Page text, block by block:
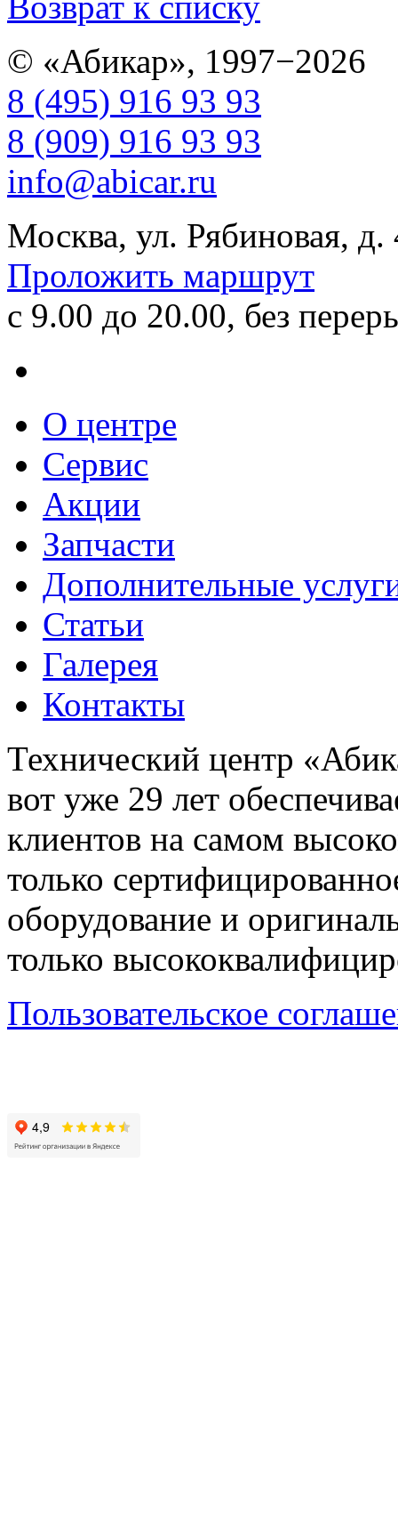
© «Абикар», 1997−2026
8 (495) 916 93 93
8 (909) 916 93 93
info@abicar.ru
Москва, ул. Рябиновая, д.
Проложить маршрут
с 9.00 до 20.00, без
О центре
Сервис
Акции
Запчасти
Дополнительные
Статьи
Галерея
Контакты
Технический центр
вот уже 29 лет
клиентов на самом
только
оборудование и
только
Пользовательское